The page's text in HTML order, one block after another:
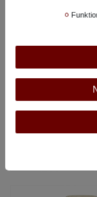
Extra lange T-
Pack -